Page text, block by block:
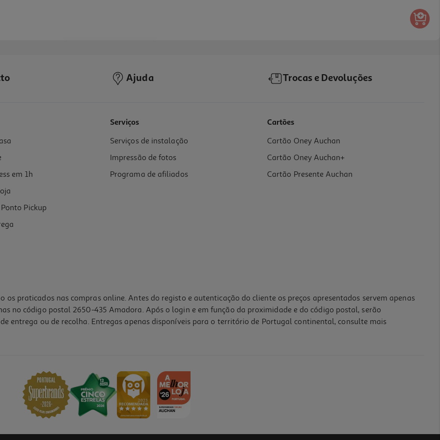
Ajuda Trocas e Devoluções
em 1h
Pickup
Serviços
Serviços de instalação
Impressão de fotos
Programa de afiliados
Cartões
Cartão Oney Auchan
Cartão Oney Auchan+
Cartão Presente Auchan
os praticados nas compras online. Antes do registo e autenticação do cliente os preços apresentados servem apenas
no código postal 2650-435 Amadora. Após o login e em função da proximidade e do código postal, serão
entrega ou de recolha. Entregas apenas disponíveis para o território de Portugal continental, consulte mais